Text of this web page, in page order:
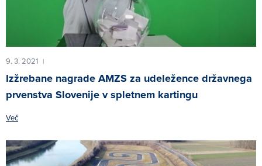
9. 3. 2021 |
Izžrebane nagrade AMZS za udeležence državnega
prvenstva Slovenije v spletnem kartingu
Več